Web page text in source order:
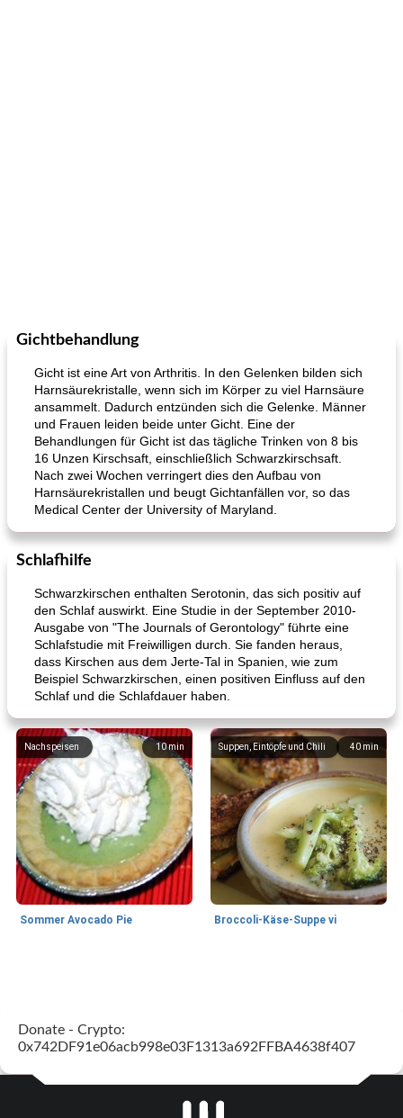
Gichtbehandlung
Gicht ist eine Art von Arthritis. In den Gelenken bilden sich
Harnsäurekristalle, wenn sich im Körper zu viel Harnsäure
ansammelt. Dadurch entzünden sich die Gelenke. Männer
und Frauen leiden beide unter Gicht. Eine der
Behandlungen für Gicht ist das tägliche Trinken von 8 bis
16 Unzen Kirschsaft, einschließlich Schwarzkirschsaft.
Nach zwei Wochen verringert dies den Aufbau von
Harnsäurekristallen und beugt Gichtanfällen vor, so das
Medical Center der University of Maryland.
Schlafhilfe
Schwarzkirschen enthalten Serotonin, das sich positiv auf
den Schlaf auswirkt. Eine Studie in der September 2010-
Ausgabe von "The Journals of Gerontology" führte eine
Schlafstudie mit Freiwilligen durch. Sie fanden heraus,
dass Kirschen aus dem Jerte-Tal in Spanien, wie zum
Beispiel Schwarzkirschen, einen positiven Einfluss auf den
Schlaf und die Schlafdauer haben.
10min
Nachspeisen
Sommer Avocado Pie
40 min
Suppen, Eintöpfe und Chili
Broccoli-Käse-Suppe vi
Donate - Crypto:
0x742DF91e06acb998e03F1313a692FFBA4638f407